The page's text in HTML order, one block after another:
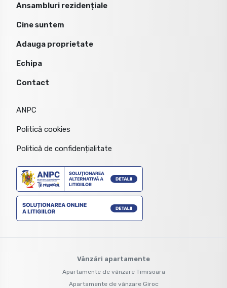
Ansambluri rezidențiale
Cine suntem
Adauga proprietate
Echipa
Contact
ANPC
Politică cookies
Politică de confidențialitate
Vânzări apartamente
Apartamente de vânzare Timisoara
Apartamente de vânzare Giroc